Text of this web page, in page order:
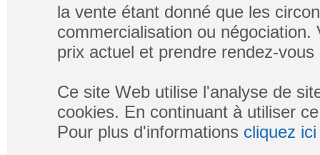
la vente étant donné que les
commercialisation ou
prix actuel et prendre rendez-
Ce site Web utilise l'analyse de
cookies. En continuant à utiliser
Pour plus d'informations cliquez ici